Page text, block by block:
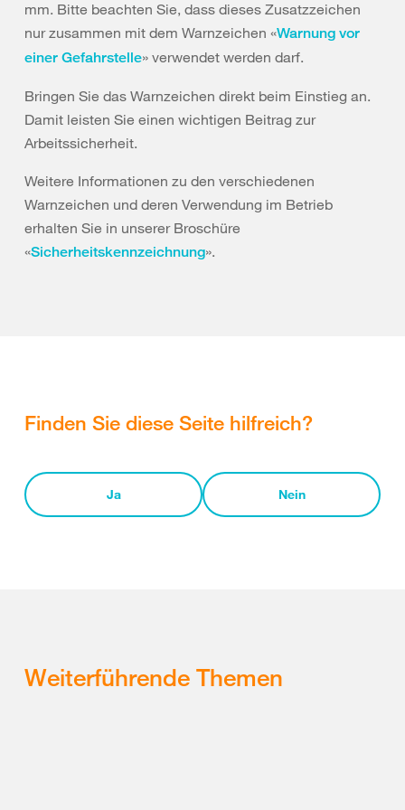
mm. Bitte beachten Sie, dass dieses Zusatzzeichen
nur zusammen mit dem Warnzeichen «Warnung vor
einer Gefahrstelle» verwendet werden darf.
Bringen Sie das Warnzeichen direkt beim Einstieg an.
Damit leisten Sie einen wichtigen Beitrag zur
Arbeitssicherheit.
Weitere Informationen zu den verschiedenen
Warnzeichen und deren Verwendung im Betrieb
erhalten Sie in unserer Broschüre
«Sicherheitskennzeichnung».
Finden Sie diese Seite hilfreich?
Ja Nein
Weiterführende Themen